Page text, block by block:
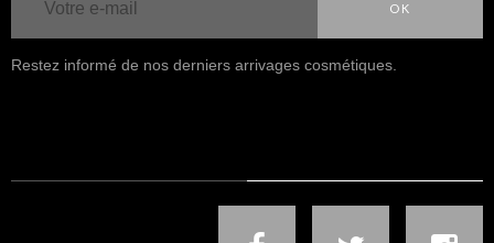
OK
Restez informé de nos derniers arrivages cosmétiques.